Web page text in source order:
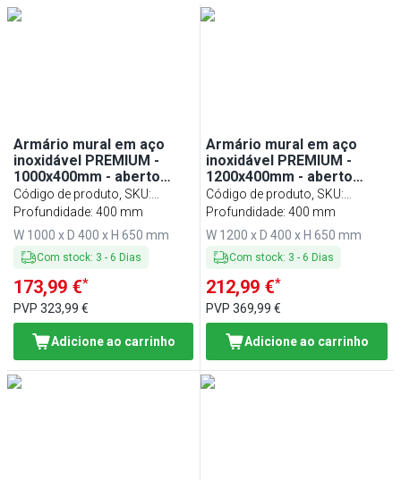
Armário mural em aço
inoxidável PREMIUM -
1000x400mm - aberto
(sem portas) - 650mm de
altura
Código de produto, SKU:
WOK104
Profundidade: 400 mm
W 1000 x D 400 x H 650 mm
Com stock: 3 - 6 Dias
173,99 €*
PVP 323,99 €
Adicione ao carrinho
Armário mural em aço
inoxidável PREMIUM -
1200x400mm - aberto
(sem portas) - 650mm de
altura
Código de produto, SKU:
WOK124
Profundidade: 400 mm
W 1200 x D 400 x H 650 mm
Com stock: 3 - 6 Dias
212,99 €*
PVP369,99 €
Adicione ao carrinho